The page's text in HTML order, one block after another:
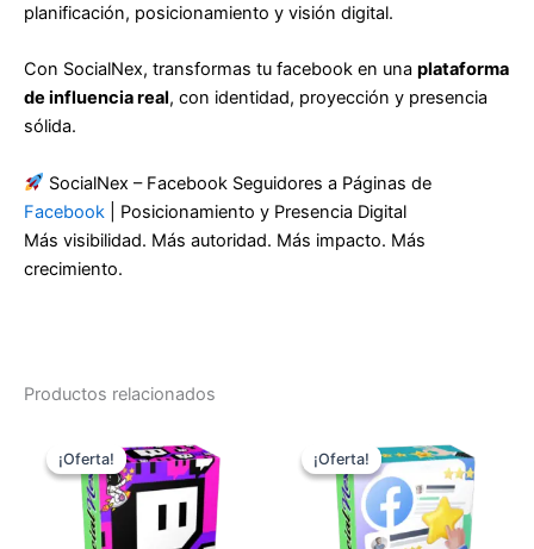
planificación, posicionamiento y visión digital.
Con SocialNex, transformas tu facebook en una plataforma
de influencia real, con identidad, proyección y presencia
sólida.
SocialNex – Facebook Seguidores a Páginas de
Facebook | Posicionamiento y Presencia Digital
Más visibilidad. Más autoridad. Más impacto. Más
crecimiento.
Productos relacionados
¡Oferta!
¡Oferta! ¡Oferta!
¡Oferta!